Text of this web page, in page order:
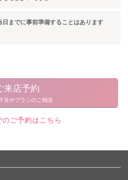
までに事前準備することはあります
来店予約
見やプランのご相談
のご予約はこちら